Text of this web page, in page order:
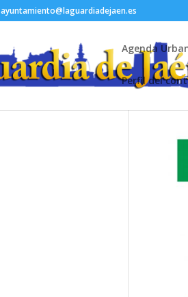
ayuntamiento@laguardiadejaen.es
Agenda
Perfil del